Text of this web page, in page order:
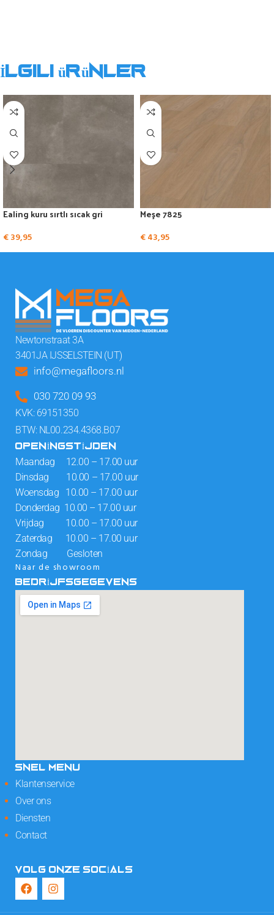
İlgili ürünler
Ealing kuru sırtlı sıcak gri
€39,95
Meşe 7825
€43,95
Newtonstraat 3A
3401JA IJSSELSTEIN (UT)
info@megafloors.nl
030 720 09 93
KVK: 69151350
BTW: NL00.234.4368.B07
OPENINGSTIJDEN
Maandag 12.00 – 17.00 uur
Dinsdag 10.00 – 17.00 uur
Woensdag 10.00 – 17.00 uur
Donderdag 10.00 – 17.00 uur
Vrijdag 10.00 – 17.00 uur
Zaterdag 10.00 – 17.00 uur
Zondag Gesloten
Naar de showroom
BEDRIJFSGEGEVENS
SNEL MENU
Klantenservice
Over ons
Diensten
Contact
VOLG ONZE SOCIALS